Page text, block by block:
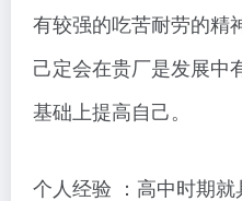
有较强的吃苦耐劳的精
己定会在贵厂是发展中
基础上提高自己。
个人经验 ：高中时期